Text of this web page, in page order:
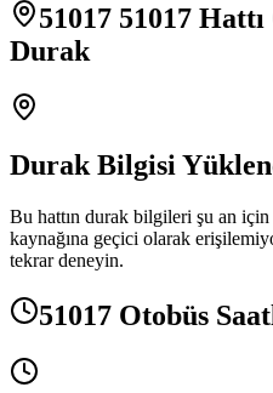
51017 51017
Durak
Durak Bilgisi
Bu hattın durak bilgileri şu an
kaynağına geçici olarak
tekrar deneyin.
51017 Otobüs